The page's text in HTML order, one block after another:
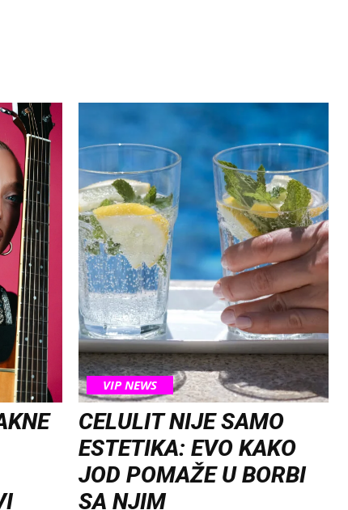
VIP NEWS
CELULIT NIJE SAMO
ESTETIKA: EVO KAKO
JOD POMAŽE U BORBI
SA NJIM